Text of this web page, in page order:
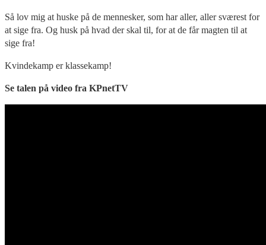
Så lov mig at huske på de mennesker, som har aller, aller sværest for
at sige fra. Og husk på hvad der skal til, for at de får magten til at
sige fra!
Kvindekamp er klassekamp!
Se talen på video fra KPnetTV